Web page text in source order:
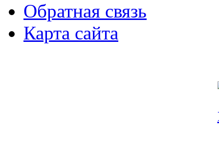
Обратная связь
Карта сайта